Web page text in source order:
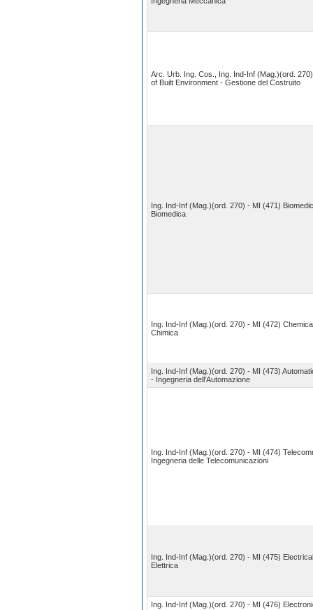
Arc. Urb. Ing. Cos., Ing. Ind-Inf (Mag.)(ord.
of Built Environment - Gestione del Costruito
Ing. Ind-Inf (Mag.)(ord. 270) - MI (471)
Biomedica
Ing. Ind-Inf (Mag.)(ord. 270) - MI (472)
Chimica
Ing. Ind-Inf (Mag.)(ord. 270) - MI (473)
- Ingegneria dell'Automazione
Ing. Ind-Inf (Mag.)(ord. 270) - MI (474)
Ingegneria delle Telecomunicazioni
Ing. Ind-Inf (Mag.)(ord. 270) - MI (475)
Elettrica
Ing. Ind-Inf (Mag.)(ord. 270) - MI (476)